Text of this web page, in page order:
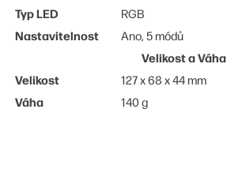
Typ LED
RGB
Nastavitelnost Ano, 5 módů
Velikost a Váha
Velikost
127 x 68 x 44 mm
Váha 140 g